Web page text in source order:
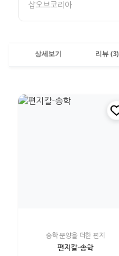
샵오브코리아
상세보기 리뷰 (3)
송학 문양을 더한 편지
편지칼-송학